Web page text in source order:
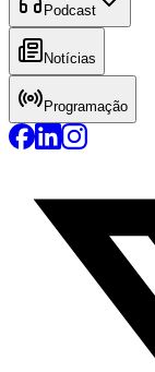
Podcast
Notícias
Programação